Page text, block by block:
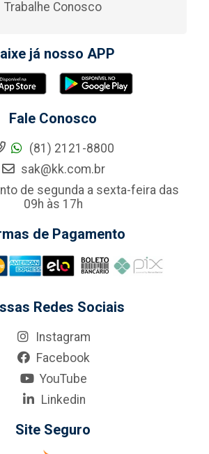
Trabalhe Conosco
já nosso APP
Fale Conosco
(81) 2121-8800
sak@kk.com.br
de segunda a sexta-feira das
09h às 17h
de Pagamento
Redes Sociais
Instagram
Facebook
YouTube
Linkedin
Site Seguro